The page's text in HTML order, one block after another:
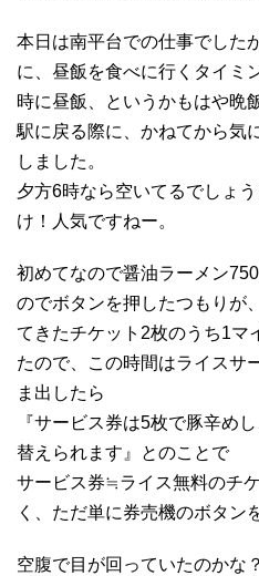
本日は南平台での仕事でした
に、昼飯を食べに行くタイミ
時に昼飯、というかもはや晩
駅に戻る際に、かねてから気
しました。
夕方6時なら空いてるでしょ
け！人気ですねー。
初めてなので醤油ラーメン
のでボタンを押したつもりが
てきたチケット2枚のうち1マ
たので、この時間はライスサ
ま出したら
『サービス券は5枚で豚辛め
替えられます』とのことで
サービス券≒ライス無料のチ
く、ただ単に券売機のボタン
空腹で目が回っていたのかな